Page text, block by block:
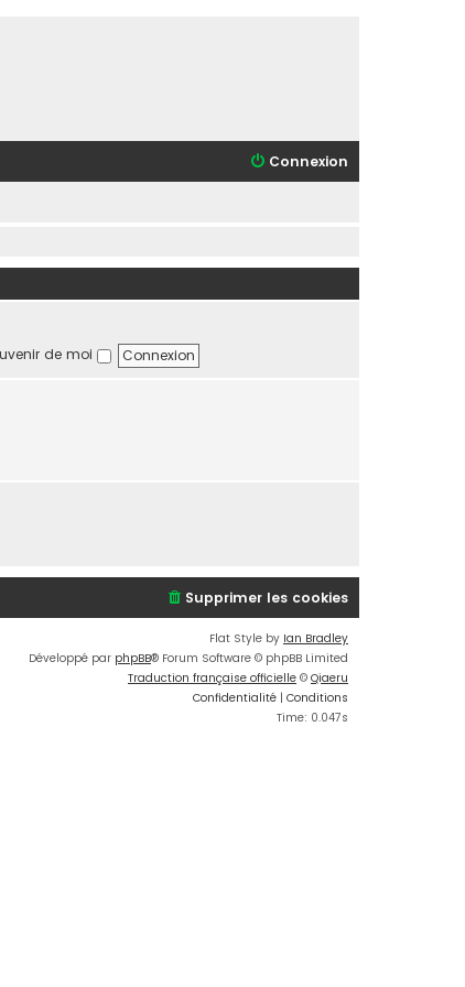
Connexion
de moi
Supprimer les cookies
Flat Style by Ian Bradley
Développé par phpBB® Forum Software © phpBB Limited
Traduction française officielle © Qiaeru
Confidentialité | Conditions
Time: 0.047s